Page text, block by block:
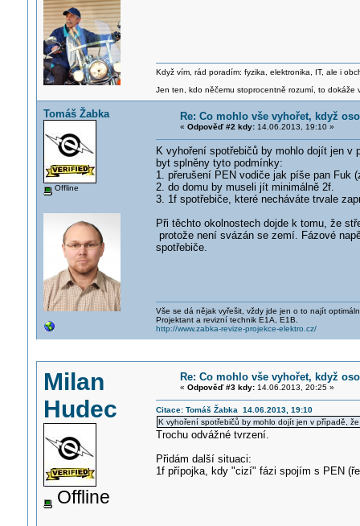
Když vím, rád poradím: fyzika, elektronika, IT, ale i
Jen ten, kdo něčemu stoprocentně rozumí, to dokáže
Tomáš Žabka
Offline
Re: Co mohlo vše vyhořet, když
« Odpověď #2 kdy:14.06.2013, 19:10 »
K vyhoření spotřebičů by mohlo dojít jen v
byt splněny tyto podmínky:
1. přerušení PEN vodiče jak píše pan Fuk
2. do domu by museli jít minimálně 2f.
3. 1f spotřebiče, které necháváte trvale
Při těchto okolnostech dojde k tomu, že
protože není svázán se zemí. Fázové
spotřebiče.
Vše se dá nějak vyřešit, vždy jde jen o to najít
Projektant a revizní technik E1A, E1B.
http://www.zabka-revize-projekce-elektro.cz/
Milan
Hudec
Offline
Re: Co mohlo vše vyhořet, když
« Odpověď #3 kdy:14.06.2013, 20:25 »
Citace: Tomáš Žabka 14.06.2013, 19:10
K vyhoření spotřebičů by mohlo dojít jen v případě,
Trochu odvážné tvrzení.
Přidám další situaci:
1f přípojka, kdy "cizí" fázi spojím s PEN